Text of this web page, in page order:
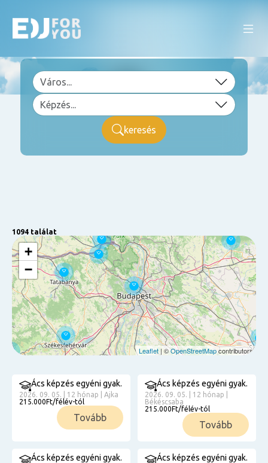
keresés
1094 találat
+
−
Leaflet | ©OpenStreetMapcontributors
Ács képzés egyéni gyak.
2026. 09. 05. | 12 hónap | Ajka
215.000Ft/félév-tól
Tovább
Ács képzés egyéni gyak.
2026. 09. 05. | 12 hónap |
Békéscsaba
215.000Ft/félév-tól
Tovább
Ács képzés egyéni gyak. Ács képzés egyéni gyak.